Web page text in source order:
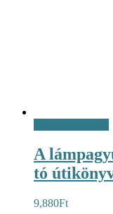
A
tó
9,880Ft